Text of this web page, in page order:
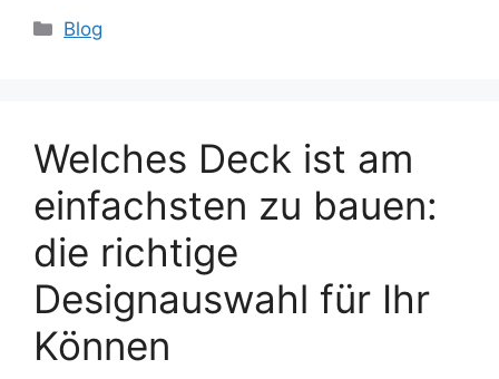
Categories
Blog
Welches Deck ist am
einfachsten zu bauen:
die richtige
Designauswahl für Ihr
Können